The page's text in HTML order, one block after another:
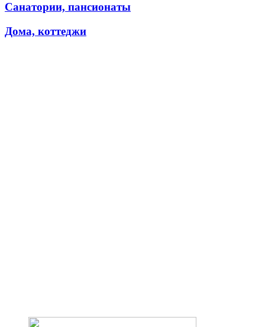
Санатории, пансионаты
Дома, коттеджи